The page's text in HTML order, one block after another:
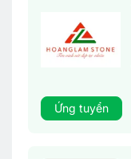
Ứng tuyển